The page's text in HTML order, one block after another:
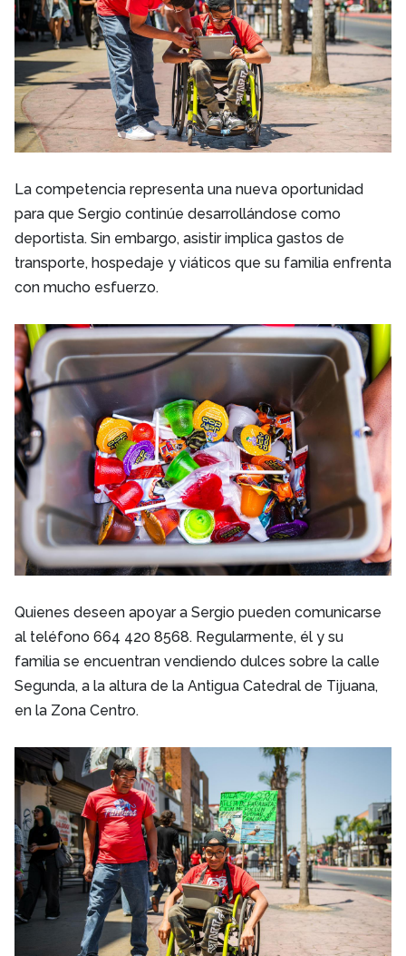
La competencia representa una nueva oportunidad
para que Sergio continúe desarrollándose como
deportista. Sin embargo, asistir implica gastos de
transporte, hospedaje y viáticos que su familia enfrenta
con mucho esfuerzo.
Quienes deseen apoyar a Sergio pueden comunicarse
al teléfono 664 420 8568. Regularmente, él y su
familia se encuentran vendiendo dulces sobre la calle
Segunda, a la altura de la Antigua Catedral de Tijuana,
en la Zona Centro.